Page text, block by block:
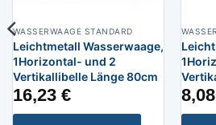
WASSERWAAGE STANDARD
Leichtmetall Wasserwaage,
1Horizontal- und 2
Vertikallibelle Länge 80cm
16,23 € 8,08